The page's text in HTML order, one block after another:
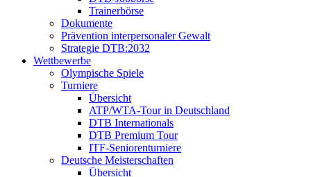
Trainerbörse
Dokumente
Prävention interpersonaler Gewalt
Strategie DTB:2032
Wettbewerbe
Olympische Spiele
Turniere
Übersicht
ATP/WTA-Tour in Deutschland
DTB Internationals
DTB Premium Tour
ITF-Seniorenturniere
Deutsche Meisterschaften
Übersicht